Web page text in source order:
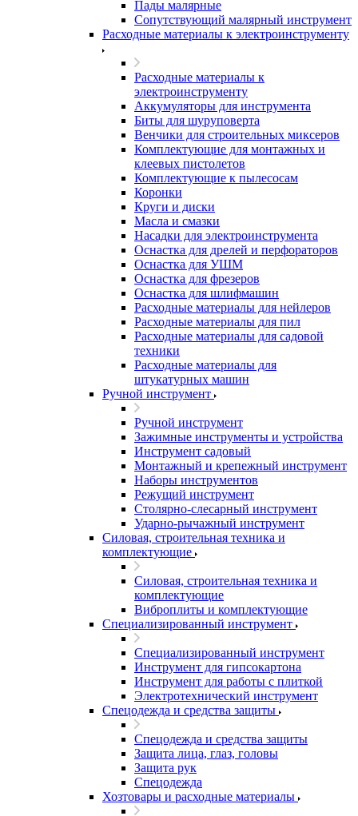
Пады малярные
Сопутствующий малярный инструмент
Расходные материалы к электроинструменту
Расходные материалы к
электроинструменту
Аккумуляторы для инструмента
Биты для шуруповерта
Венчики для строительных миксеров
Комплектующие для монтажных и
клеевых пистолетов
Комплектующие к пылесосам
Коронки
Круги и диски
Масла и смазки
Насадки для электроинструмента
Оснастка для дрелей и перфораторов
Оснастка для УШМ
Оснастка для фрезеров
Оснастка для шлифмашин
Расходные материалы для нейлеров
Расходные материалы для пил
Расходные материалы для садовой
техники
Расходные материалы для
штукатурных машин
Ручной инструмент
Ручной инструмент
Зажимные инструменты и устройства
Инструмент садовый
Монтажный и крепежный инструмент
Наборы инструментов
Режущий инструмент
Столярно-слесарный инструмент
Ударно-рычажный инструмент
Силовая, строительная техника и
комплектующие
Силовая, строительная техника и
комплектующие
Виброплиты и комплектующие
Специализированный инструмент
Специализированный инструмент
Инструмент для гипсокартона
Инструмент для работы с плиткой
Электротехнический инструмент
Спецодежда и средства защиты
Спецодежда и средства защиты
Защита лица, глаз, головы
Защита рук
Спецодежда
Хозтовары и расходные материалы